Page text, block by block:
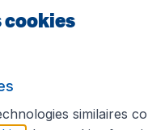
plus
cookies
similaires